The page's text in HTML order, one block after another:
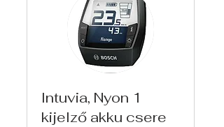
Intuvia, Nyon 1
kijelző akku csere